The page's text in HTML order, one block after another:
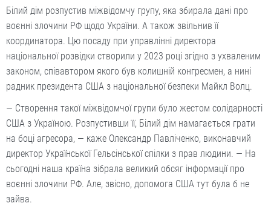
Білий дім розпустив міжвідомчу групу, яка збирала дані про
воєнні злочини РФ щодо України. А також звільнив її
координатора. Цю посаду при управлінні директора
національної розвідки створили у 2023 році згідно з ухваленим
законом, співавтором якого був колишній конгресмен, а нині
радник президента США з національної безпеки Майкл Волц.
— Створення такої міжвідомчої групи було жестом солідарності
США з Україною. Розпустивши її, Білий дім намагається грати
на боці агресора, — каже Олександр Павліченко, виконавчий
директор Української Гельсінської спілки з прав людини. — На
сьогодні наша країна зібрала великий обсяг інформації про
воєнні злочини РФ. Але, звісно, допомога США тут була б не
зайва.